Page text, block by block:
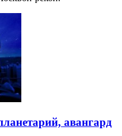
авангард